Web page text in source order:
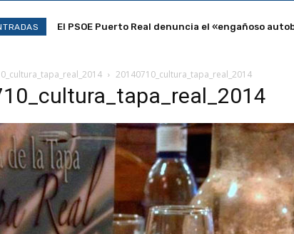
El PSOE Puerto Real denuncia el «engañoso
20140710_cultura_tapa_real_2014